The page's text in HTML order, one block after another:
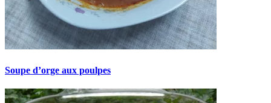
Soupe d’orge aux poulpes